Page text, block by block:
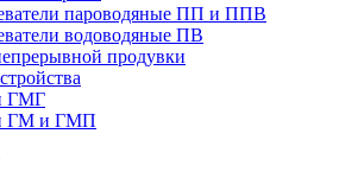
пароводяные ПП и ППВ
водоводяные ПВ
продувки
ГМГ
ГМ и ГМП